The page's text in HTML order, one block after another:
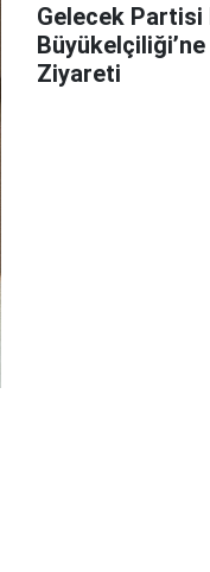
Gelecek Partisi
Ziyareti